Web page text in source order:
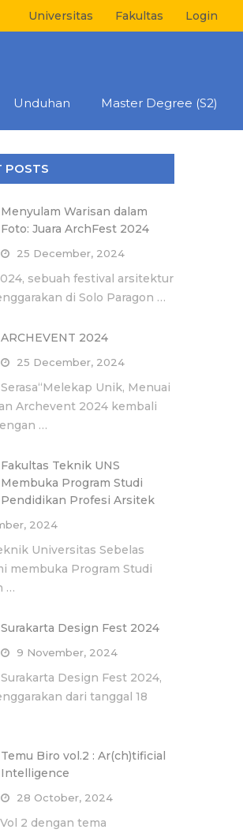
Universitas Fakultas Login
Unduhan Master Degree (S2)
POSTS
Menyulam Warisan dalam
Foto: Juara ArchFest 2024
25 December, 2024
sebuah festival arsitektur
di Solo Paragon …
ARCHEVENT 2024
25 December, 2024
Serasa“Melekap Unik, Menuai
Archevent 2024 kembali
…
Fakultas Teknik UNS
Membuka Program Studi
Pendidikan Profesi Arsitek
2024
Universitas Sebelas
membuka Program Studi
…
Surakarta Design Fest 2024
9 November, 2024
Surakarta Design Fest 2024,
dari tanggal 18
Temu Biro vol.2 : Ar(ch)tificial
Intelligence
28 October, 2024
2 dengan tema